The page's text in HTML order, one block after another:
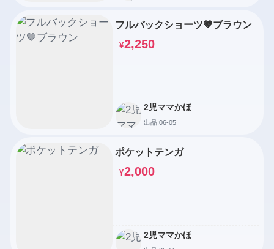
フルバックショーツ🤎ブラウン
¥2,250
2児ママかほ
出品:06-05
ポケットテンガ
¥2,000
2児ママかほ